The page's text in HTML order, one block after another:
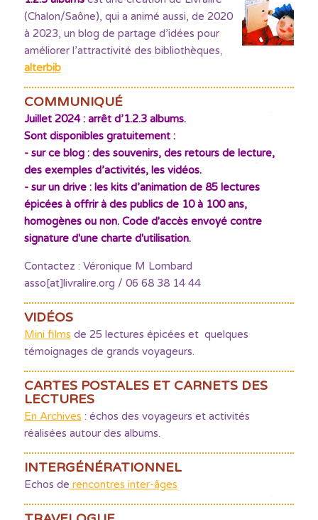
(Chalon/Saône), qui a animé aussi, de 2020
à 2023, un blog de partage d’idées pour
améliorer l’attractivité des bibliothèques,
alterbib
COMMUNIQUÉ
Juillet 2024 : arrêt d’1.2.3 albums.
Sont disponibles gratuitement :
- sur ce blog : des souvenirs, des retours de lecture,
des exemples d’activités, les vidéos.
- sur un drive : les kits d’animation de 85 lectures
épicées à offrir à des publics de 10 à 100 ans,
homogènes ou non. Code d'accès envoyé contre
signature d'une charte d'utilisation.
Contactez : Véronique M Lombard
asso[at]livralire.org / 06 68 38 14 44
VIDÉOS
Mini films de 25 lectures épicées et quelques
témoignages de grands voyageurs.
CARTES POSTALES ET CARNETS DES
LECTURES
En Archives : échos des voyageurs et activités
réalisées autour des albums.
INTERGÉNÉRATIONNEL
Echos de rencontres inter-âges